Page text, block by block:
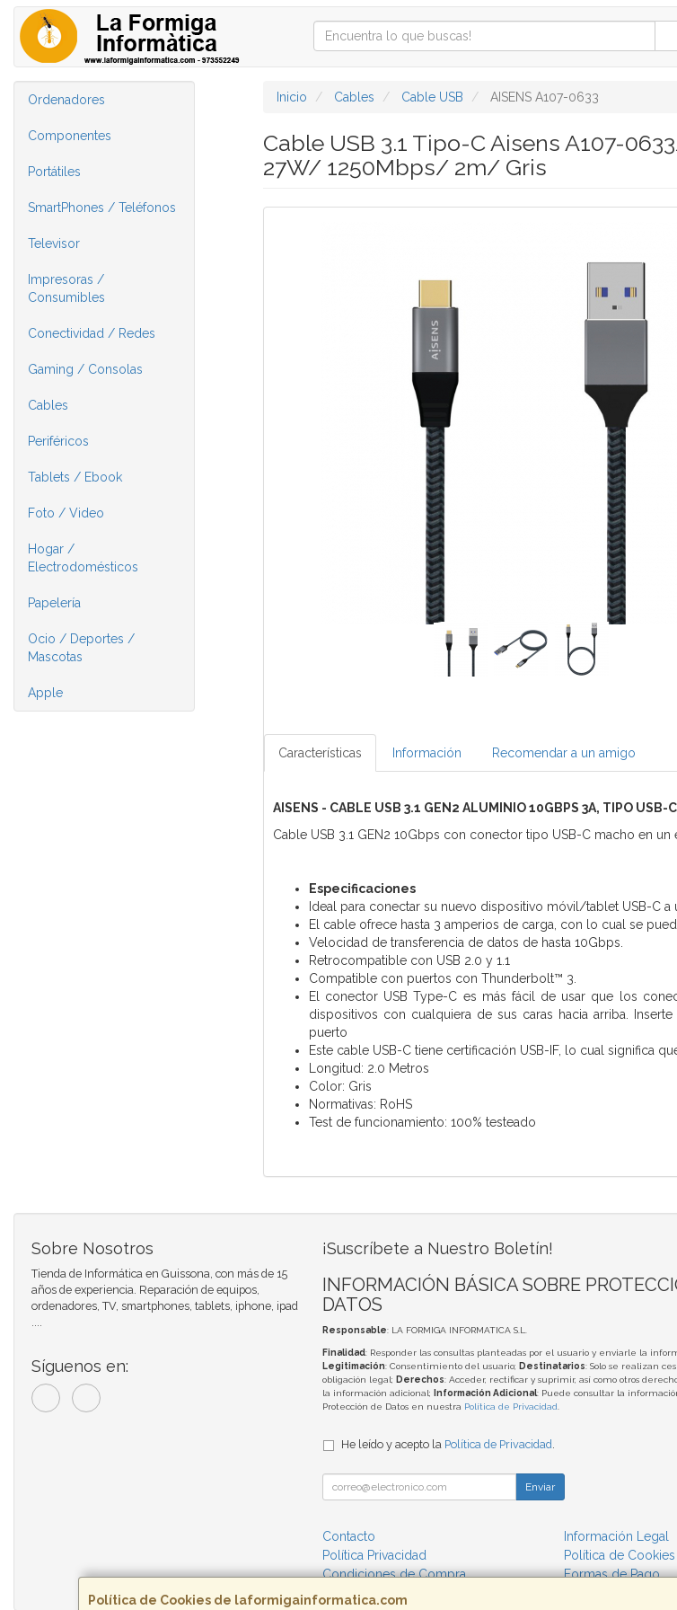
Ordenadores
Componentes
Portátiles
SmartPhones / Teléfonos
Televisor
Impresoras /
Consumibles
Conectividad / Redes
Gaming / Consolas
Cables
Periféricos
Tablets / Ebook
Foto / Video
Hogar /
Electrodomésticos
Papelería
Ocio / Deportes /
Mascotas
Apple
Inicio Cables Cable USB AISENS A107-0633
Cable USB 3.1 Tipo-C Aisens A107-
27W/ 1250Mbps/ 2m/ Gris
Características Información Recomendar a un amigo
AISENS - CABLE USB 3.1 GEN2 ALUMINIO 10GBPS 3A, TIPO
Cable USB 3.1 GEN2 10Gbps con conector tipo USB-C macho en
Especificaciones
Ideal para conectar su nuevo dispositivo móvil/tablet USB-C
El cable ofrece hasta 3 amperios de carga, con lo cual se
Velocidad de transferencia de datos de hasta 10Gbps.
Retrocompatible con USB 2.0 y 1.1
Compatible con puertos con Thunderbolt™ 3.
El conector USB Type-C es más fácil de usar que los
dispositivos con cualquiera de sus caras hacia arriba.
puerto
Este cable USB-C tiene certificación USB-IF, lo cual significa
Longitud: 2.0 Metros
Color: Gris
Normativas: RoHS
Test de funcionamiento: 100% testeado
Política de Cookies de laformigainformatica.com
Sobre Nosotros
Tienda de Informática en Guissona, con más de 15
años de experiencia. Reparación de equipos,
ordenadores, TV, smartphones, tablets, iphone, ipad
....
Síguenos en:
¡Suscríbete a Nuestro Boletín!
INFORMACIÓN BÁSICA SOBRE
DATOS
Responsable: LA FORMIGA INFORMATICA S.L.
Finalidad: Responder las consultas planteadas por el usuario y enviarle la
Legitimación: Consentimiento del usuario; Destinatarios: Solo se realizan
obligación legal; Derechos: Acceder, rectificar y suprimir, así como otros
la información adicional;
Información Adicional: Puede consultar la
Protección de Datos en nuestra Política de Privacidad.
He leído y acepto la Política de Privacidad.
Enviar
Contacto
Información Legal
Política Privacidad
Política de Cookies
Condiciones de Compra
Formas de Pago